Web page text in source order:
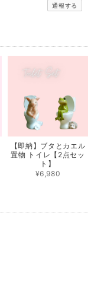
通報する
【即納】ブタとカエル
置物 トイレ【2点セッ
ト】
¥6,980